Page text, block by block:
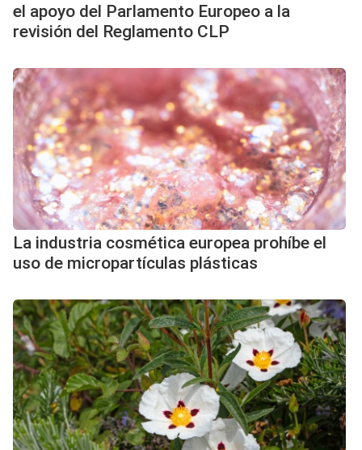
el apoyo del Parlamento Europeo a la
revisión del Reglamento CLP
La industria cosmética europea prohíbe el
uso de micropartículas plásticas